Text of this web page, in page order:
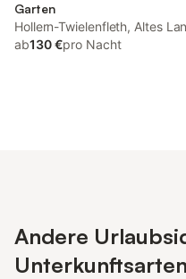
Garten
Hollern-Twielenfleth, Altes
ab130 €pro Nacht
Andere